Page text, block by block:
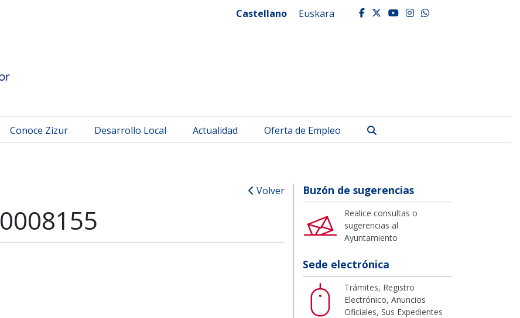
Castellano Euskara facebook
twitter
youtube
instagram
whatsapp
Conoce Zizur Desarrollo Local Actualidad Oferta de Empleo
Volver
_0008155
Buzón de sugerencias
Realice consultas o
sugerencias al
Ayuntamiento
Sede electrónica
Trámites, Registro
Electrónico, Anuncios
Oficiales, Sus Expedientes